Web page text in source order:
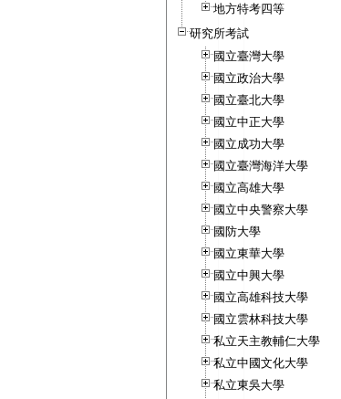
地方特考四等
研究所考試
國立臺灣大學
國立政治大學
國立臺北大學
國立中正大學
國立成功大學
國立臺灣海洋大學
國立高雄大學
國立中央警察大學
國防大學
國立東華大學
國立中興大學
國立高雄科技大學
國立雲林科技大學
私立天主教輔仁大學
私立中國文化大學
私立東吳大學